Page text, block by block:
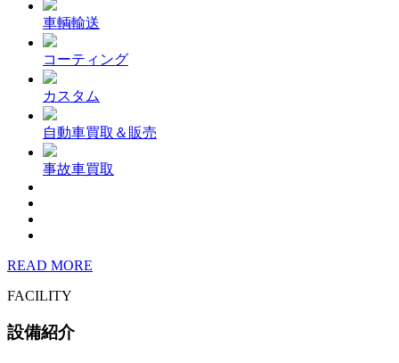
車輌輸送
コーティング
カスタム
自動車買取＆販売
事故車買取
READ MORE
FACILITY
設備紹介